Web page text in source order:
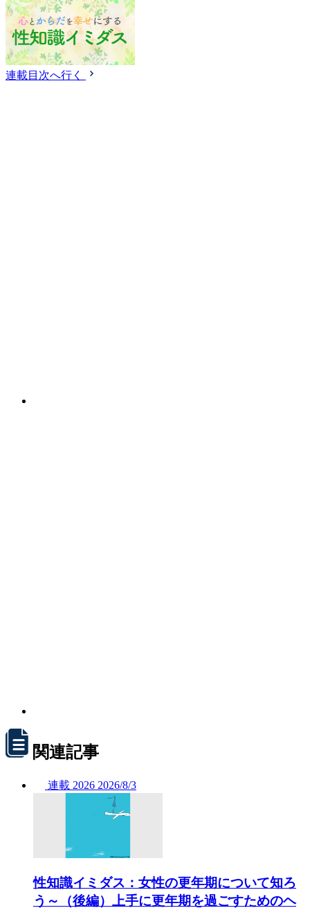
連載目次へ行く
関連記事
連載 2026 2026/8/3
性知識イミダス：女性の更年期について知ろ
う～（後編）上手に更年期を過ごすためのヘ